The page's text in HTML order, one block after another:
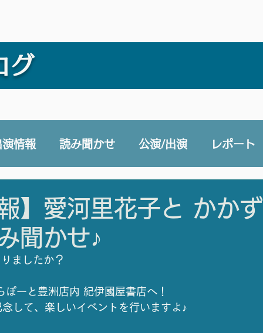
グ
演情報 読み聞かせ 公演/出演 レポート
】愛河里花子と かか
聞かせ♪
ましたか？
ーと豊洲店内 紀伊國屋書店へ！
して、楽しいイベントを行いますよ♪